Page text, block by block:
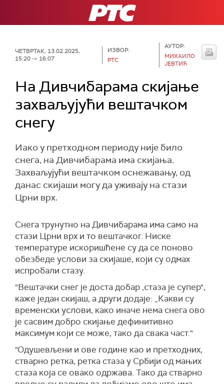
РТС
ЧЕТВРТАК, 13.02.2025,
15:20 -> 16:07
ИЗВОР:
РТС
АУТОР:
МИХАИЛО
ЈЕВТИЋ
На Дивчибарама скијање
захваљујући вештачком
снегу
Иако у претходном периоду није било
снега, на Дивчибарама има скијања.
Захваљујући вештачком оснежавању, од
данас скијаши могу да уживају на стази
Црни врх.
Снега трунутно на Дивчибарама има само на
стази Црни врх и то вештачког. Ниске
температуре искоришћене су да се поново
обезбеде услови за скијаше, који су одмах
испробали стазу.
"Вештачки снег је доста добар ,стаза је супер",
каже један скијаш, а други додаје: „Какви су
временски услови, како иначе нема снега ово
је сасвим добро скијање дефинитивно
максимум који се може, тако да свака част."
"Одушевљени и ове године као и претходних,
стварно ретка, ретка стаза у Србији од мањих
стаза која се овако одржава. Тако да стварно